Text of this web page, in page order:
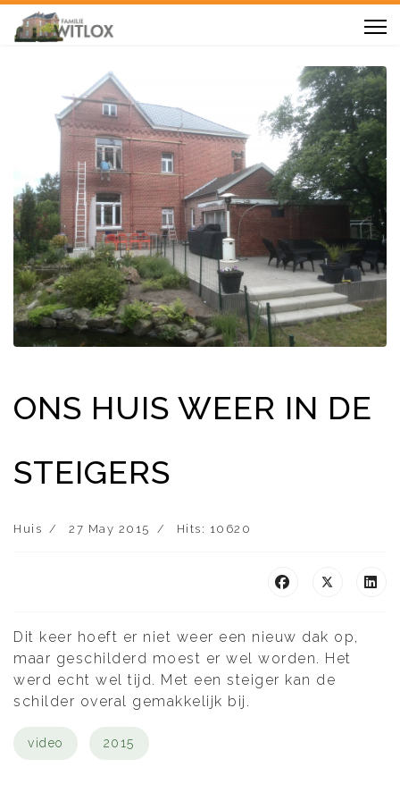
ONS HUIS WEER IN DE
STEIGERS
Huis 27 May 2015 Hits: 10620
Dit keer hoeft er niet weer een nieuw dak op,
maar geschilderd moest er wel worden. Het
werd echt wel tijd. Met een steiger kan de
schilder overal gemakkelijk bij.
video 2015